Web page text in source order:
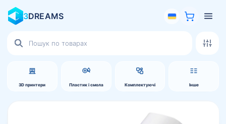
3DREAMS
3D принтери Пластик і смола Комплектуючі Інше
товарів